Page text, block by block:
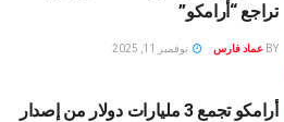
تراجع “أرامكو”
BY عماد فارس نوفمبر 11, 2025
أرامكو تجمع 3 مليارات دولار من إصدار